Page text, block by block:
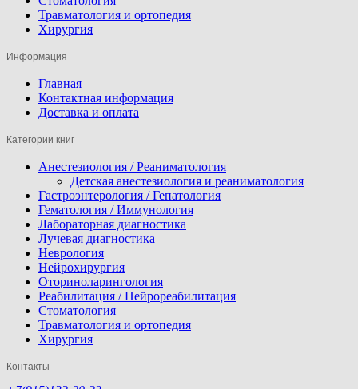
Травматология и ортопедия
Хирургия
Информация
Главная
Контактная информация
Доставка и оплата
Категории книг
Анестезиология / Реаниматология
Детская анестезиология и реаниматология
Гастроэнтерология / Гепатология
Гематология / Иммунология
Лабораторная диагностика
Лучевая диагностика
Неврология
Нейрохирургия
Оториноларингология
Реабилитация / Нейрореабилитация
Стоматология
Травматология и ортопедия
Хирургия
Контакты